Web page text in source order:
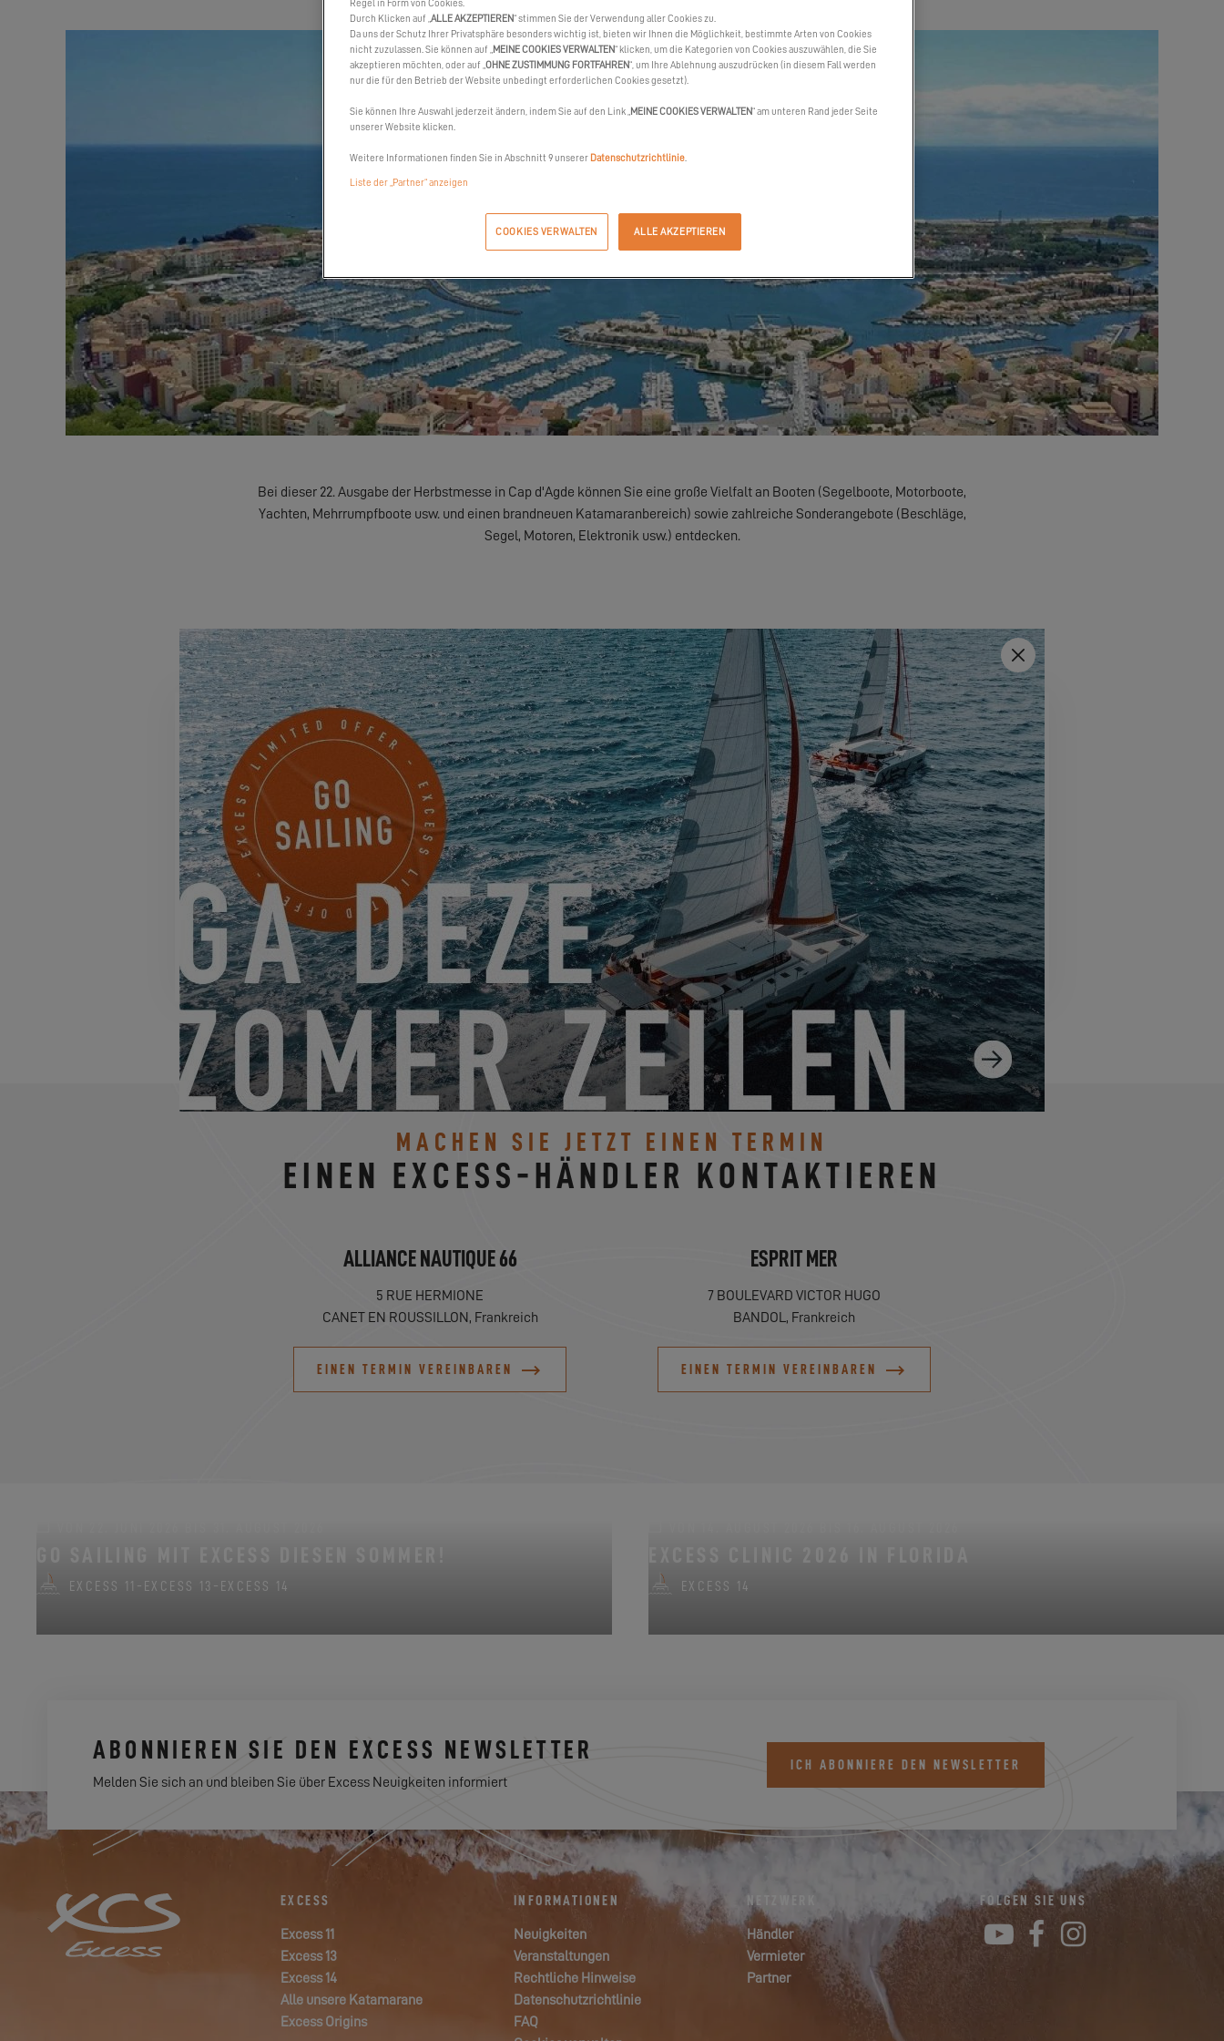
Bei dieser 22. Ausgabe der Herbstmesse in Cap d'Agde können Sie eine große Vielfalt an Booten (Segelboote, Motorboote,
Yachten, Mehrrumpfboote usw. und einen brandneuen Katamaranbereich) sowie zahlreiche Sonderangebote (Beschläge,
Segel, Motoren, Elektronik usw.) entdecken.
ENTDECKEN SIE DIE YACHTEN
EXCESS 11 EXCESS 12
MACHEN SIE JETZT EINEN TERMIN
EINEN EXCESS-HÄNDLER KONTAKTIEREN
ALLIANCE NAUTIQUE 66
5 RUE HERMIONE
CANET EN ROUSSILLON, Frankreich
EINEN TERMIN VEREINBAREN
ESPRIT MER
7 BOULEVARD VICTOR HUGO
BANDOL, Frankreich
EINEN TERMIN VEREINBAREN
EXCESS 11 - EXCESS 13 - EXCESS 14 EXCESS 14
ABONNIEREN SIE DEN EXCESS NEWSLETTER
Melden Sie sich an und bleiben Sie über Excess Neuigkeiten informiert
ICH ABONNIERE DEN NEWSLETTER
EXCESS
Excess 11
Excess 13
Excess 14
Alle unsere Katamarane
Excess Origins
INFORMATIONEN
Neuigkeiten
Veranstaltungen
Rechtliche Hinweise
Datenschutzrichtlinie
FAQ
NETZWERK
Händler
Vermieter
Partner
FOLGEN SIE UNS
YouTube
Facebook
Instagram
Regel in Form von Cookies.
Durch Klicken auf „ ALLE AKZEPTIEREN“ stimmen Sie der Verwendung aller Cookies zu.
Da uns der Schutz Ihrer Privatsphäre besonders wichtig ist, bieten wir Ihnen die Möglichkeit, bestimmte Arten von Cookies
nicht zuzulassen. Sie können auf „
MEINE COOKIES VERWALTEN“ klicken, um die Kategorien von Cookies auszuwählen, die Sie
akzeptieren möchten, oder auf „ OHNE ZUSTIMMUNG FORTFAHREN“, um Ihre Ablehnung auszudrücken (in diesem Fall werden
nur die für den Betrieb der Website unbedingt erforderlichen Cookies gesetzt).
Sie können Ihre Auswahl jederzeit ändern, indem Sie auf den Link „ MEINE COOKIES VERWALTEN“ am unteren Rand jeder Seite
unserer Website klicken.
Weitere Informationen finden Sie in Abschnitt 9 unserer Datenschutzrichtlinie
Liste der „Partner“ anzeigen
COOKIES VERWALTEN ALLE AKZEPTIEREN
Schließen